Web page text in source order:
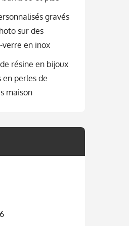
gravés
sur des
verre en inox
résine en bijoux
en perles de
maison